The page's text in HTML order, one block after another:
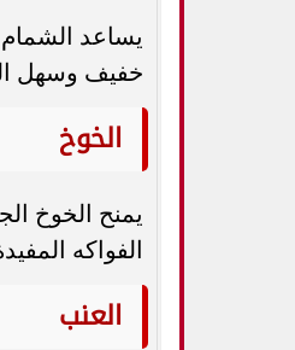
يساعد
خفيف وسهل
الخوخ
يمنح الخوخ
الفواكه
العنب